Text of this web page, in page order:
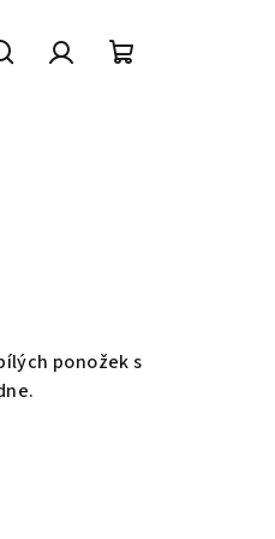
ponožek s